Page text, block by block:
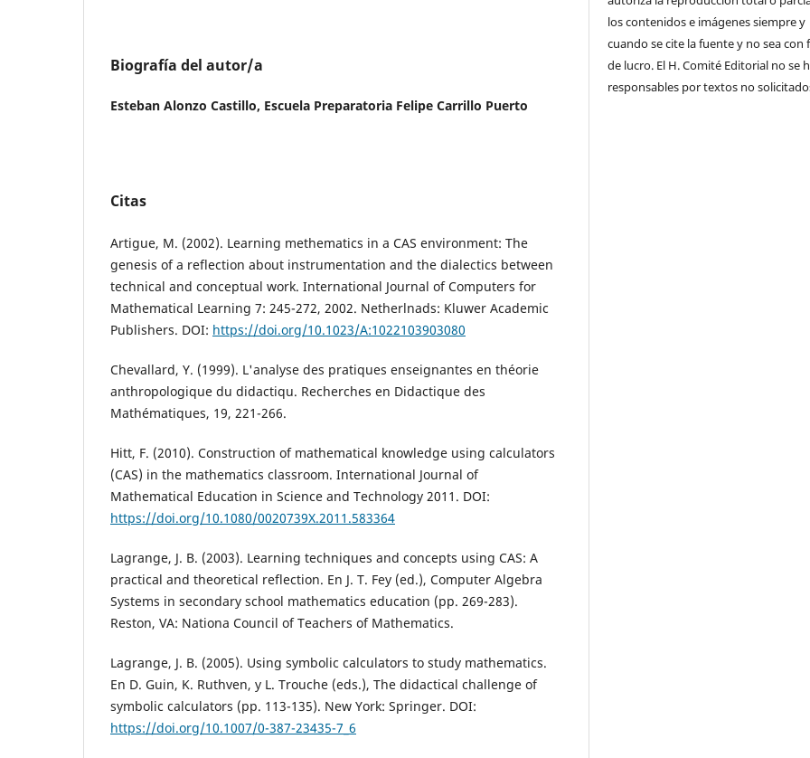
Biografía del autor/a
Esteban Alonzo Castillo, Escuela Preparatoria Felipe Carrillo Puerto
Citas
Artigue, M. (2002). Learning methematics in a CAS environment: The
genesis of a reflection about instrumentation and the dialectics between
technical and conceptual work. International Journal of Computers for
Mathematical Learning 7: 245-272, 2002. Netherlnads: Kluwer Academic
Publishers. DOI: https://doi.org/10.1023/A:1022103903080
Chevallard, Y. (1999). L'analyse des pratiques enseignantes en théorie
anthropologique du didactiqu. Recherches en Didactique des
Mathématiques, 19, 221-266.
Hitt, F. (2010). Construction of mathematical knowledge using calculators
(CAS) in the mathematics classroom. International Journal of
Mathematical Education in Science and Technology 2011. DOI:
https://doi.org/10.1080/0020739X.2011.583364
Lagrange, J. B. (2003). Learning techniques and concepts using CAS: A
practical and theoretical reflection. En J. T. Fey (ed.), Computer Algebra
Systems in secondary school mathematics education (pp. 269-283).
Reston, VA: Nationa Council of Teachers of Mathematics.
Lagrange, J. B. (2005). Using symbolic calculators to study mathematics.
En D. Guin, K. Ruthven, y L. Trouche (eds.), The didactical challenge of
symbolic calculators (pp. 113-135). New York: Springer. DOI:
https://doi.org/10.1007/0-387-23435-7_6
los contenidos e imágenes siempre y
cuando se cite la fuente y no sea con
de lucro. El H. Comité Editorial no se
responsables por textos no